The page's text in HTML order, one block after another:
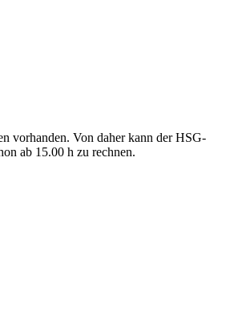
vorhanden. Von daher kann der HSG-
ab 15.00 h zu rechnen.